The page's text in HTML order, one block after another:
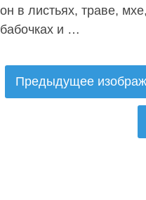
он в листьях, траве,
бабочках и …
ПАГИНАЦИЯ
ЗАПИСЕЙ
Предыдущее